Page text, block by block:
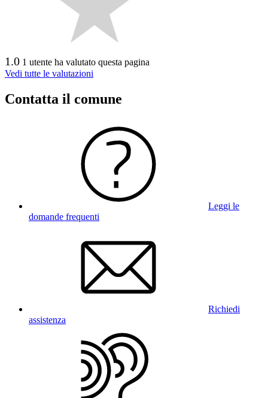
1.0 1 utente ha valutato questa pagina
Vedi tutte le valutazioni
Contatta il comune
Leggi le
domande frequenti
Richiedi
assistenza